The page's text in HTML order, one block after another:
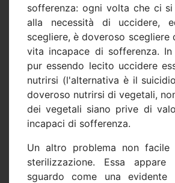
sofferenza: ogni volta che ci
alla necessità di uccidere,
scegliere, è doveroso scegliere
vita incapace di sofferenza.
pur essendo lecito uccidere
nutrirsi (l'alternativa è il
doveroso nutrirsi di vegetali,
dei vegetali siano prive di
incapaci di sofferenza.
Un altro problema non facile
sterilizzazione. Essa
sguardo come una evidente